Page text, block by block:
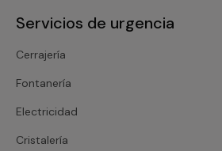
Servicios de urgencia
Cerrajería
Fontanería
Electricidad
Cristalería